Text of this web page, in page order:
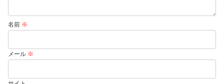
名前 ※
メール ※